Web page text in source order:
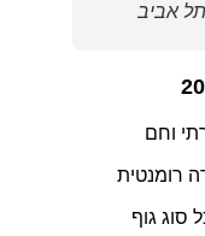
אביב
וחם
רומנטית
סוג גוף